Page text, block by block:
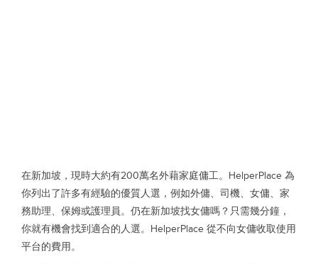
在新加坡，現時大約有200萬名外藉家庭傭工。HelperPlace 為
你列出了許多有經驗的優質人選，例如外傭、司機、女傭、家
務助理、保姆或護理員。仍在新加坡找女傭嗎？只需幾分鐘，
你就有機會找到適合的人選。HelperPlace 從不向女傭收取使用
平台的費用。